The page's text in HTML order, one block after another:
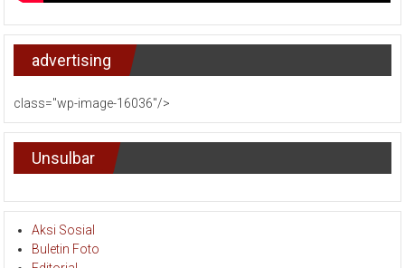
advertising
class="wp-image-16036"/>
Unsulbar
Aksi Sosial
Buletin Foto